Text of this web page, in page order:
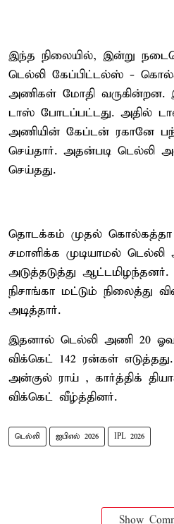
இந்த நிலையில், இன்று
டெல்லி கேப்பிட்டல்ஸ் -
அணிகள் மோதி வருகின்றன.
டாஸ் போடப்பட்டது. அதில்
அணியின் கேப்டன் ரகானே
செய்தார். அதன்படி டெல்லி
செய்தது.
தொடக்கம் முதல் கொல்கத்தா
சமாளிக்க முடியாமல்
அடுத்தடுத்து
நிசாங்கா மட்டும் நிலைத்து
அடித்தார்.
இதனால் டெல்லி அணி 20
விக்கெட் 142 ரன்கள்
அன்குல் ராய் , கார்த்திக்
விக்கெட் வீழ்த்தினர்.
டெல்லி ஐபிஎல் 2026 IPL 2026
Show